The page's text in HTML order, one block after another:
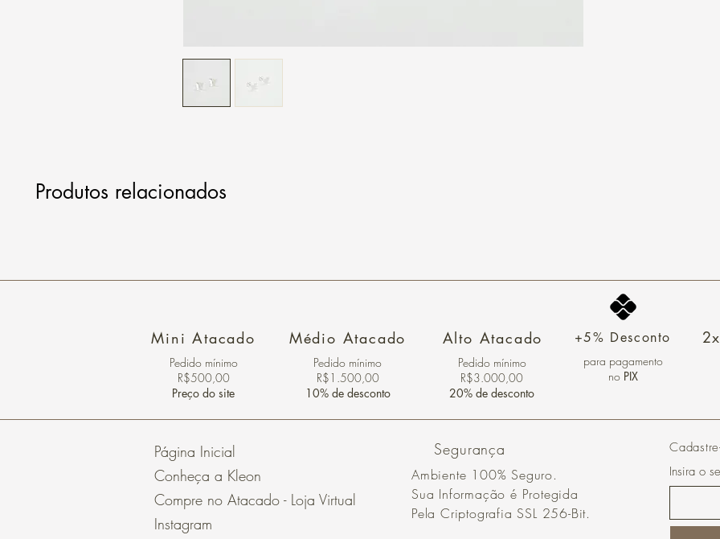
Produtos relacionados
Mini Atacado
Pedido ​mínimo
R$500,00
Preço do site
Médio Atacado
Pedido mínimo
R$1.500,00
10% de desconto
Alto Atacado
Pedido mínimo
R$3.000,00
20% de desconto
+5% Desconto
para pagamento
no PIX
Página Inicial
Conheça a Kleon
Compre no Atacado - Loja Virtual
Instagram
Segurança
Ambiente 100% Seguro.
Sua Informação é Protegida
Pela Criptografia SSL 256-Bit.
Insira o